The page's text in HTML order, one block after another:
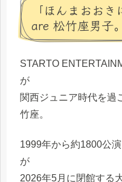
「ほんまおお
are 松竹座男子
STARTO
が
関西ジュニア時代を過
竹座。
1999年から約1800公
が
2026年5月に閉館する